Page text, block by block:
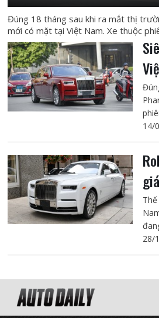
Đúng 18 tháng sau khi ra mắt thị
mới có mặt tại Việt Nam. Xe thuộc
14/
28/